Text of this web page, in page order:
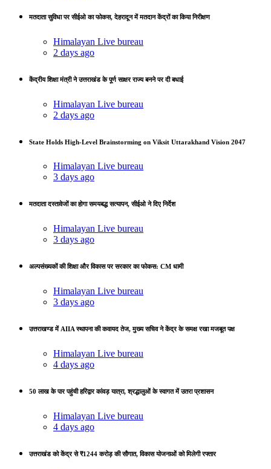
मतदाता सुविधा पर सीईओ का फोकस, देहरादून में मतदान केंद्रों का किया निरीक्षण
Himalayan Live bureau
2 days ago
केंद्रीय शिक्षा मंत्री ने उत्तराखंड के पूर्ण साक्षर राज्य बनने पर दी बधाई
Himalayan Live bureau
2 days ago
State Holds High-Level Brainstorming on Viksit Uttarakhand Vision 2047
Himalayan Live bureau
3 days ago
मतदाता दस्तावेजों का होगा समयबद्ध सत्यापन, सीईओ ने दिए निर्देश
Himalayan Live bureau
3 days ago
अल्पसंख्यकों की शिक्षा और विकास पर सरकार का फोकस: CM धामी
Himalayan Live bureau
3 days ago
उत्तराखण्ड में AIIA स्थापना की कवायद तेज, मुख्य सचिव ने केंद्र के समक्ष रखा मजबूत पक्ष
Himalayan Live bureau
4 days ago
50 लाख के पार पहुंची हरिद्वार कांवड़ यात्रा, श्रद्धालुओं के स्वागत में उतरा प्रशासन
Himalayan Live bureau
4 days ago
उत्तराखंड को केंद्र से ₹1244 करोड़ की सौगात, विकास योजनाओं को मिलेगी रफ्तार